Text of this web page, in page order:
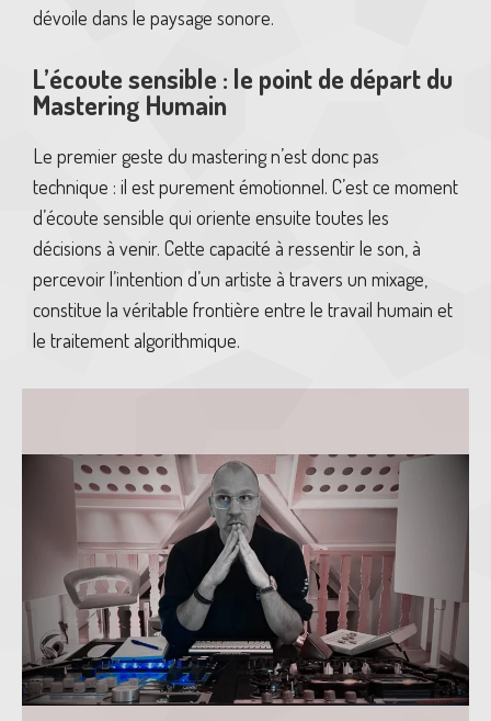
dévoile dans le paysage sonore.
L’écoute sensible : le point de départ du
Mastering Humain
Le premier geste du mastering n’est donc pas
technique : il est purement émotionnel. C’est ce moment
d’écoute sensible qui oriente ensuite toutes les
décisions à venir. Cette capacité à ressentir le son, à
percevoir l’intention d’un artiste à travers un mixage,
constitue la véritable frontière entre le travail humain et
le traitement algorithmique.